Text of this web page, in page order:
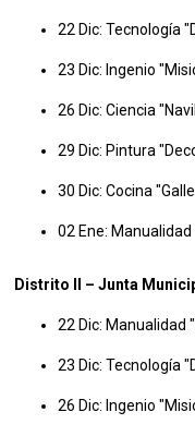
22 Dic: Tecnología
23 Dic: Ingenio
26 Dic: Ciencia
29 Dic: Pintura
30 Dic: Cocina
02 Ene:
Distrito II – Junta
22 Dic: Manualidad
23 Dic: Tecnología
26 Dic: Ingenio